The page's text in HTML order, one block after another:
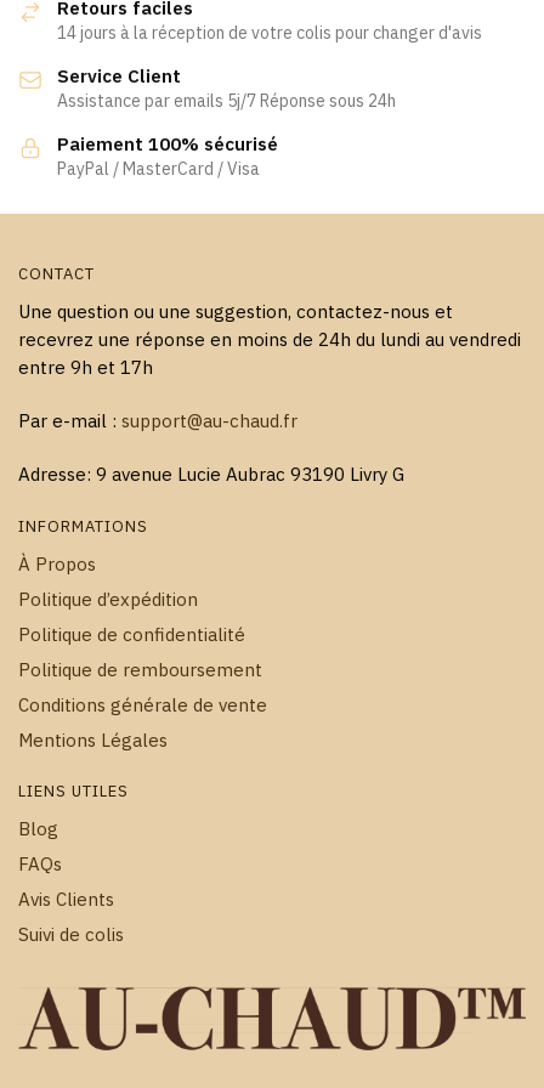
peuvent
choisies
sur
la
page
peuvent
être
Retours faciles
14 jours à la réception de votre colis pour changer d'avis
Service Client
Assistance par emails 5j/7 Réponse sous 24h
Paiement 100% sécurisé
PayPal / MasterCard / Visa
CONTACT
Une question ou une suggestion, contactez-nous et
recevrez une réponse en moins de 24h du lundi au vendredi
entre 9h et 17h
Par e-mail : support@au-chaud.fr
Adresse: 9 avenue Lucie Aubrac 93190 Livry G
INFORMATIONS
À Propos
Politique d’expédition
Politique de confidentialité
Politique de remboursement
Conditions générale de vente
Mentions Légales
LIENS UTILES
Blog
FAQs
Avis Clients
Suivi de colis